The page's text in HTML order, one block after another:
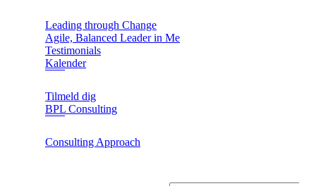
Leading through Change
Agile, Balanced Leader in Me
Testimonials
Kalender
Tilmeld dig
BPL Consulting
Consulting Approach